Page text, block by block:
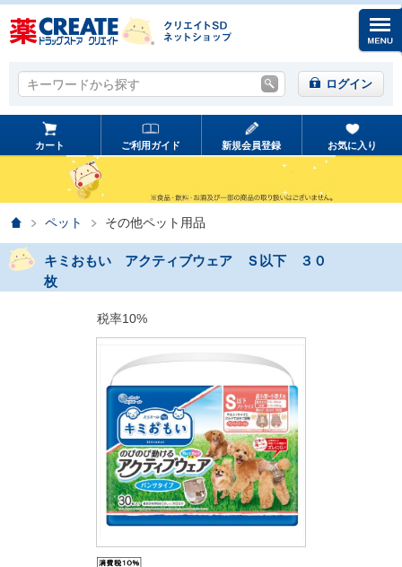
キーワードから探す
キーワードから探す ログイン
カート ご利用ガイド 新規会員登録 お気に入り
ホームペット その他ペット用品
キミおもい アクティブウェア Ｓ以下 ３０
枚
税率10%